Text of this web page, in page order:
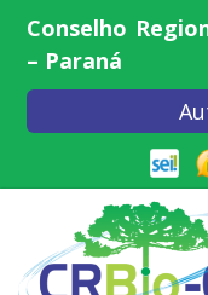
Conselho
– Paraná